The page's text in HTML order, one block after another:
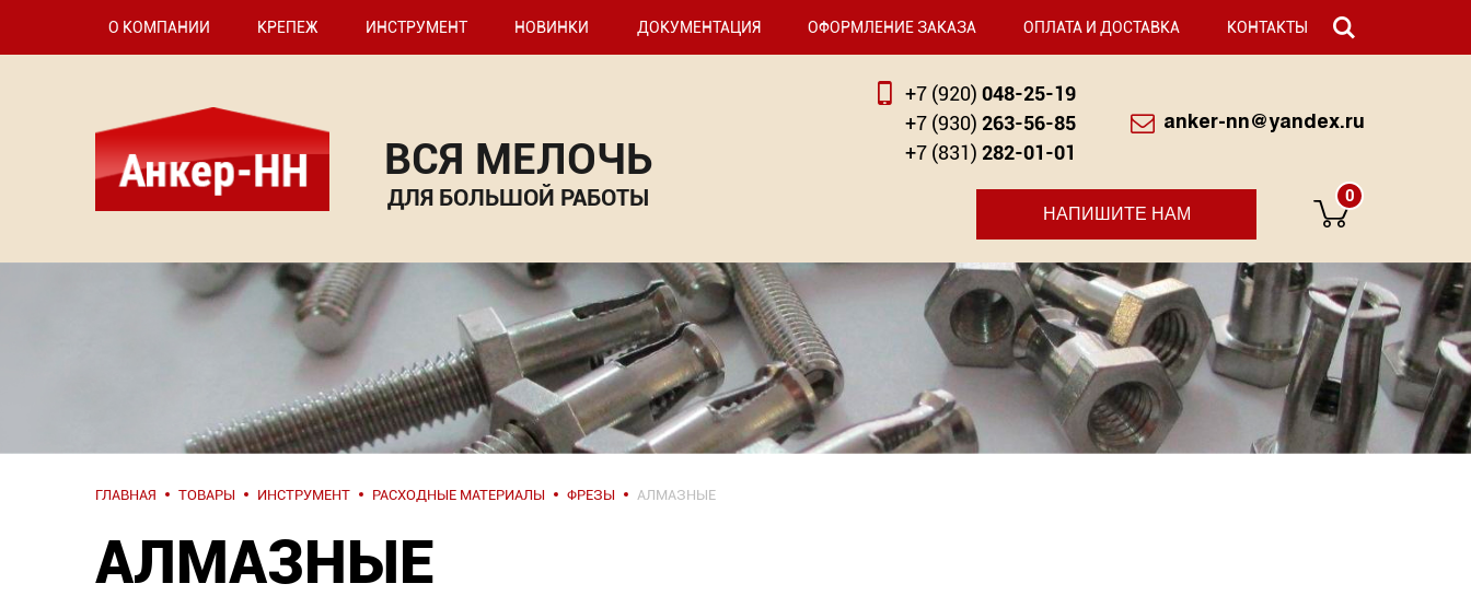
О КОМПАНИИ КРЕПЕЖ ИНСТРУМЕНТ НОВИНКИ ДОКУМЕНТАЦИЯ ОФОРМЛЕНИЕ ЗАКАЗА ОПЛАТА И ДОСТАВКА КОНТАКТЫ
ВСЯ МЕЛОЧЬ
ДЛЯ БОЛЬШОЙ РАБОТЫ
+7 (920) 048-25-19
+7 (930) 263-56-85
+7 (831) 282-01-01
anker-nn@yandex.ru
НАПИШИТЕ НАМ
0
ГЛАВНАЯ ТОВАРЫ ИНСТРУМЕНТ РАСХОДНЫЕ МАТЕРИАЛЫ ФРЕЗЫ АЛМАЗНЫЕ
АЛМАЗНЫЕ